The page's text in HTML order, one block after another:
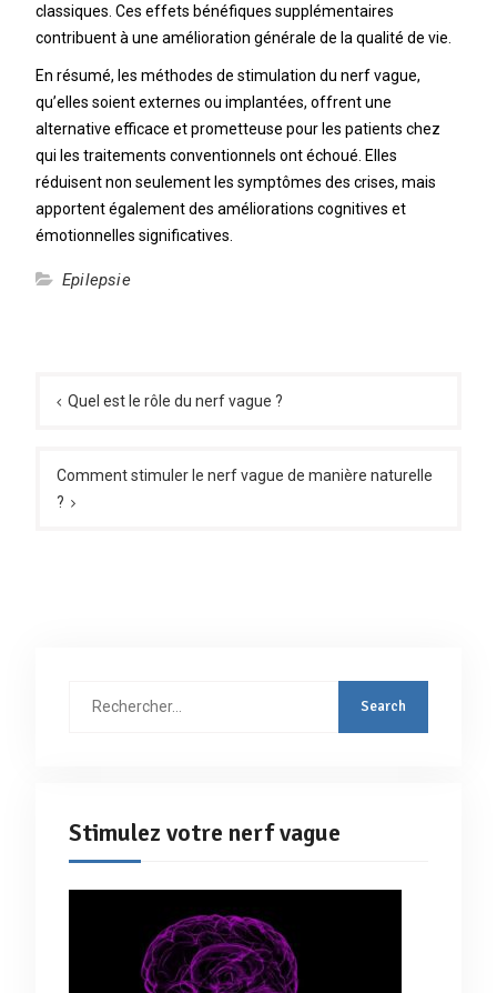
classiques. Ces effets bénéfiques supplémentaires
contribuent à une amélioration générale de la qualité de vie.
En résumé, les méthodes de stimulation du nerf vague,
qu’elles soient externes ou implantées, offrent une
alternative efficace et prometteuse pour les patients chez
qui les traitements conventionnels ont échoué. Elles
réduisent non seulement les symptômes des crises, mais
apportent également des améliorations cognitives et
émotionnelles significatives.
Epilepsie
de Quel est le rôle du nerf vague ?
Comment stimuler le nerf vague de manière naturelle
?
Stimulez votre nerf vague